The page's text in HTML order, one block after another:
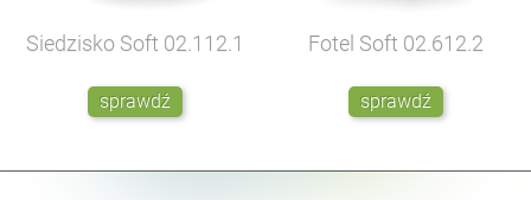
Siedzisko Soft 02.112.1
sprawdź
Fotel Soft 02.612.2
sprawdź